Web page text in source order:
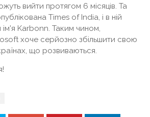
вийти протягом 6 місяців. Та
Times of India, і в ній
ім'я Karbonn. Таким чином,
хоче серйозно збільшити свою
що розвиваються.